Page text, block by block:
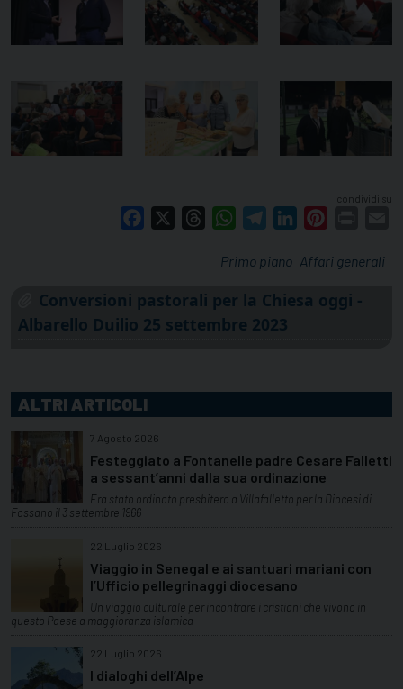
condividi su
Facebook ThreadsWhatsAppTelegramLinkedIn
Affari generali
Primo piano
Conversioni pastorali per la Chiesa oggi -
Albarello Duilio 25 settembre 2023
ALTRI ARTICOLI
7 Agosto 2026
Festeggiato a Fontanelle padre Cesare Falletti
a sessant’anni dalla sua ordinazione
Era stato ordinato presbitero a Villafalletto per la Diocesi di
Fossano il 3 settembre 1966
22 Luglio 2026
Viaggio in Senegal e ai santuari mariani con
l’Ufficio pellegrinaggi diocesano
Un viaggio culturale per incontrare i cristiani che vivono in
questo Paese a maggioranza islamica
22 Luglio 2026
I dialoghi dell’Alpe